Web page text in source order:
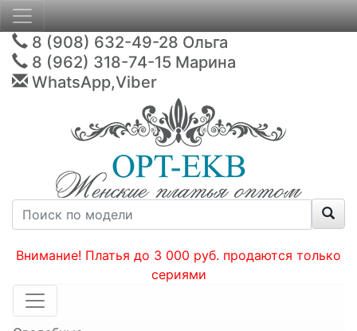
8 (908) 632-49-28 Ольга
8 (962) 318-74-15 Марина
WhatsApp,Viber
Внимание! Платья до 3 000 руб. продаются только
сериями